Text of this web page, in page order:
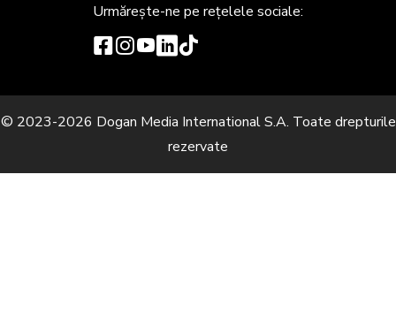
Urmărește-ne pe rețelele sociale:
© 2023-2026 Dogan Media International S.A. Toate drepturile
rezervate